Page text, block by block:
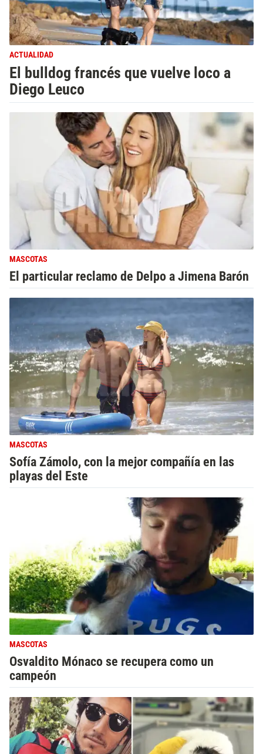
ACTUALIDAD
El bulldog francés que vuelve loco a
Diego Leuco
MASCOTAS
El particular reclamo de Delpo a Jimena Barón
MASCOTAS
Sofía Zámolo, con la mejor compañía en las
playas del Este
MASCOTAS
Osvaldito Mónaco se recupera como un
campeón